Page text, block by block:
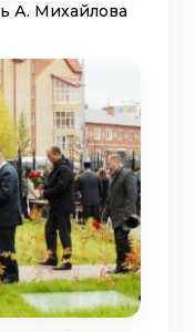
А. Михайлова